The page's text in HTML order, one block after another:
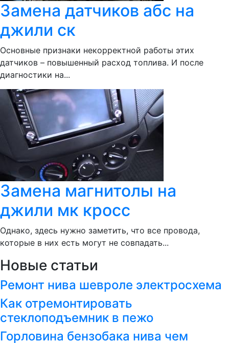
Замена датчиков абс на
джили ск
Основные признаки некорректной работы этих
датчиков – повышенный расход топлива. И после
диагностики на...
Замена магнитолы на
джили мк кросс
Однако, здесь нужно заметить, что все провода,
которые в них есть могут не совпадать...
Новые статьи
Ремонт нива шевроле электросхема
Как отремонтировать
стеклоподъемник в пежо
Горловина бензобака нива чем